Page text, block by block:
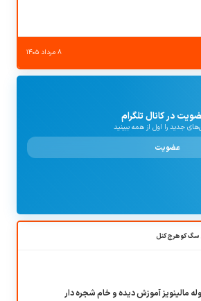
۸ مرداد ۱۴۰۵
در کانال تلگرام
جدید را اول از همه ببینید
عضویت
سگ کوهرج کنل
مالینویز آموزش دیده و خام شجره دار